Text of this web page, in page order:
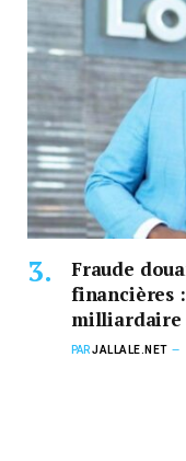
Fraude
financières
milliardaire
PARJALLALE.NET